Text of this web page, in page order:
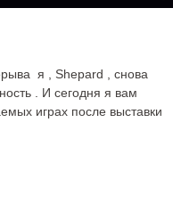
я , Shepard , снова
. И сегодня я вам
играх после выставки